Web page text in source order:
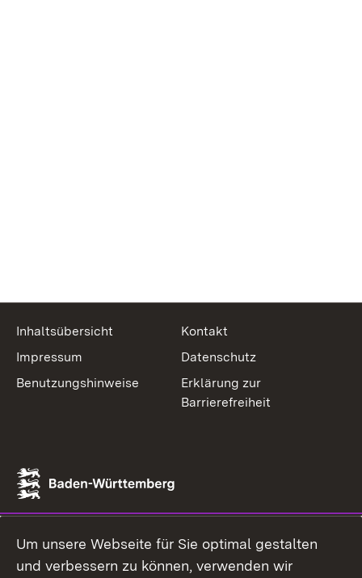
Inhaltsübersicht
Kontakt
Impressum
Datenschutz
Benutzungshinweise
Erklärung zur
Barrierefreiheit
Um unsere Webseite für Sie optimal gestalten
und verbessern zu können, verwenden wir